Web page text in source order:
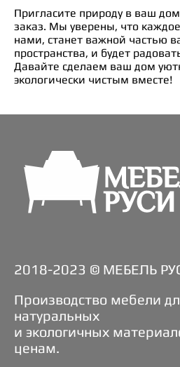
Пригласите природу в ваш
заказ. Мы уверены, что
нами, станет важной частью
пространства, и будет
Давайте сделаем ваш дом
экологически чистым вместе!
2018-2023 © МЕБЕЛЬ
Производство мебели
натуральных
и экологичных
ценам.